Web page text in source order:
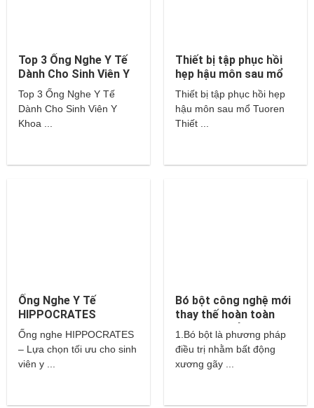
Top 3 Ống Nghe Y Tế
Dành Cho Sinh Viên Y
Khoa – Littmann,
Hippocrates,…
Top 3 Ống Nghe Y Tế
Dành Cho Sinh Viên Y
Khoa ...
Thiết bị tập phục hồi
hẹp hậu môn sau mổ
Tuoren
Thiết bị tập phục hồi hẹp
hậu môn sau mổ Tuoren
Thiết ...
Ống Nghe Y Tế
HIPPOCRATES
Ống nghe HIPPOCRATES
– Lựa chọn tối ưu cho sinh
viên y ...
Bó bột công nghệ mới
thay thế hoàn toàn
cho bột thuỷ tinh và
thạch cao?
1.Bó bột là phương pháp
điều trị nhằm bất động
xương gãy ...